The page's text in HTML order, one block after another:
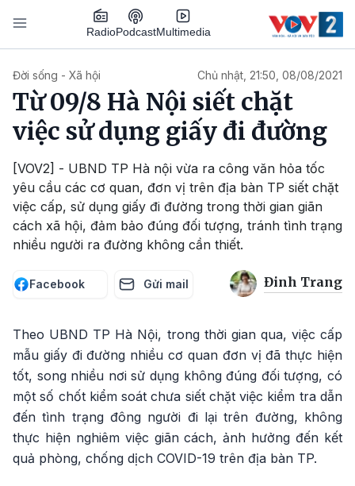
Nhảy đến nội dung
RadioPodcastMultimedia
Đời sống - Xã hội Chủ nhật, 21:50, 08/08/2021
Từ 09/8 Hà Nội siết chặt
việc sử dụng giấy đi đường
[VOV2] - UBND TP Hà nội vừa ra công văn hỏa tốc
yêu cầu các cơ quan, đơn vị trên địa bàn TP siết chặt
việc cấp, sử dụng giấy đi đường trong thời gian giãn
cách xã hội, đảm bảo đúng đối tượng, tránh tình trạng
nhiều người ra đường không cần thiết.
Facebook Gửi mail Đinh Trang
Theo UBND TP Hà Nội, trong thời gian qua, việc cấp
mẫu giấy đi đường nhiều cơ quan đơn vị đã thực hiện
tốt, song nhiều nơi sử dụng không đúng đối tượng, có
một số chốt kiểm soát chưa siết chặt việc kiểm tra dẫn
đến tình trạng đông người đi lại trên đường, không
thực hiện nghiêm việc giãn cách, ảnh hưởng đến kết
quả phòng, chống dịch COVID-19 trên địa bàn TP.